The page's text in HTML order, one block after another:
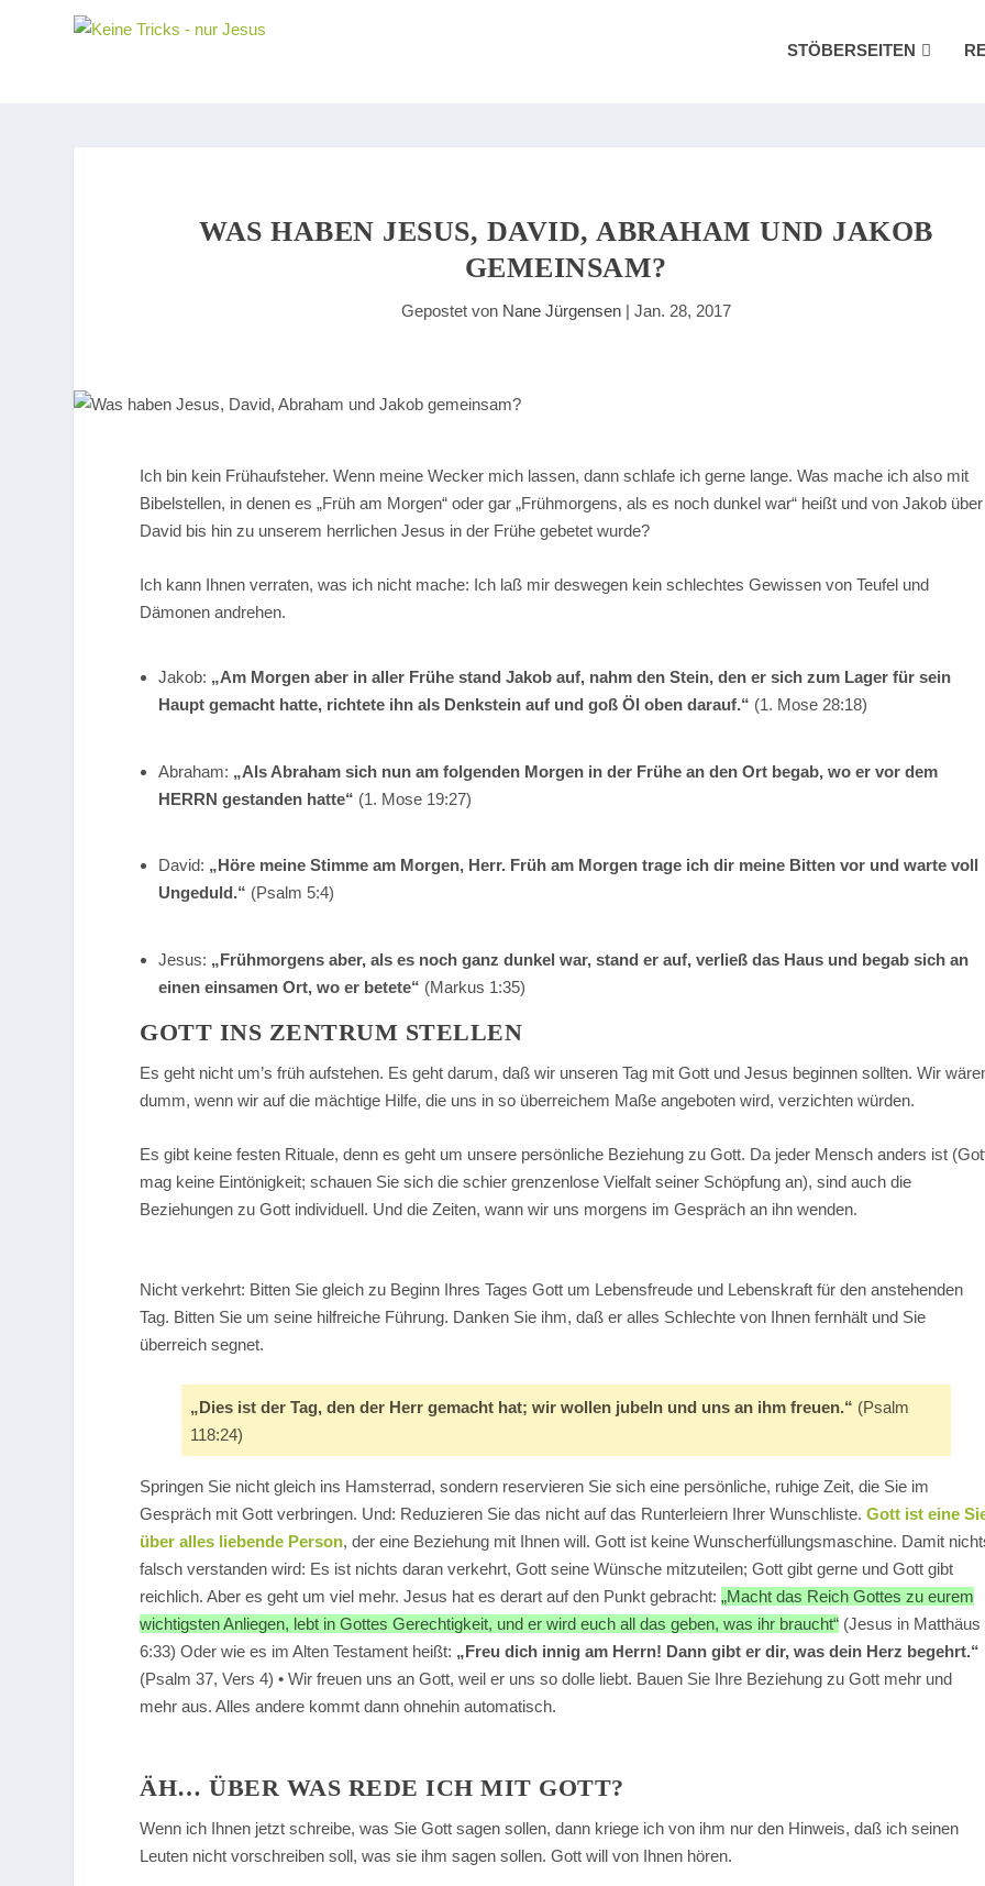
STÖBERSEITEN
WAS HABEN JESUS, DAVID, ABRAHAM UND JAKOB
GEMEINSAM?
Gepostet von Nane Jürgensen| Jan. 28, 2017
Ich bin kein Frühaufsteher. Wenn meine Wecker mich lassen, dann schlafe ich gerne lange. Was mache ich also mit
Bibelstellen, in denen es „Früh am Morgen“ oder gar „Frühmorgens, als es noch dunkel war“ heißt und von Jakob über
David bis hin zu unserem herrlichen Jesus in der Frühe gebetet wurde?
Ich kann Ihnen verraten, was ich nicht mache: Ich laß mir deswegen kein schlechtes Gewissen von Teufel und
Dämonen andrehen.
Jakob: „Am Morgen aber in aller Frühe stand Jakob auf, nahm den Stein, den er sich zum Lager für sein
Haupt gemacht hatte, richtete ihn als Denkstein auf und goß Öl oben darauf.“ (1. Mose 28:18)
Abraham: „Als Abraham sich nun am folgenden Morgen in der Frühe an den Ort begab, wo er vor dem
HERRN gestanden hatte“ (1. Mose 19:27)
David: „Höre meine Stimme am Morgen, Herr. Früh am Morgen trage ich dir meine Bitten vor und warte voll
Ungeduld.“ (Psalm 5:4)
Jesus: „Frühmorgens aber, als es noch ganz dunkel war, stand er auf, verließ das Haus und begab sich an
einen einsamen Ort, wo er betete“ (Markus 1:35)
GOTT INS ZENTRUM STELLEN
Es geht nicht um’s früh aufstehen. Es geht darum, daß wir unseren Tag mit Gott und Jesus beginnen sollten. Wir
dumm, wenn wir auf die mächtige Hilfe, die uns in so überreichem Maße angeboten wird, verzichten würden.
Es gibt keine festen Rituale, denn es geht um unsere persönliche Beziehung zu Gott. Da jeder Mensch anders ist
mag keine Eintönigkeit; schauen Sie sich die schier grenzenlose Vielfalt seiner Schöpfung an), sind auch die
Beziehungen zu Gott individuell. Und die Zeiten, wann wir uns morgens im Gespräch an ihn wenden.
Nicht verkehrt: Bitten Sie gleich zu Beginn Ihres Tages Gott um Lebensfreude und Lebenskraft für den anstehenden
Tag. Bitten Sie um seine hilfreiche Führung. Danken Sie ihm, daß er alles Schlechte von Ihnen fernhält und Sie
überreich segnet.
„Dies ist der Tag, den der Herr gemacht hat; wir wollen jubeln und uns an ihm freuen.“ (Psalm
118:24)
Springen Sie nicht gleich ins Hamsterrad, sondern reservieren Sie sich eine persönliche, ruhige Zeit, die Sie im
Gespräch mit Gott verbringen. Und: Reduzieren Sie das nicht auf das Runterleiern Ihrer Wunschliste.Gott ist eine
über alles liebende Person, der eine Beziehung mit Ihnen will. Gott ist keine Wunscherfüllungsmaschine. Damit
falsch verstanden wird: Es ist nichts daran verkehrt, Gott seine Wünsche mitzuteilen; Gott gibt gerne und Gott gibt
reichlich. Aber es geht um viel mehr. Jesus hat es derart auf den Punkt gebracht:„Macht das Reich Gottes zu eurem
wichtigsten Anliegen, lebt in Gottes Gerechtigkeit, und er wird euch all das geben, was ihr braucht“ (Jesus in Matthäus
6:33) Oder wie es im Alten Testament heißt: „Freu dich innig am Herrn! Dann gibt er dir, was dein Herz begehrt.“
(Psalm 37, Vers 4) • Wir freuen uns an Gott, weil er uns so dolle liebt. Bauen Sie Ihre Beziehung zu Gott mehr und
mehr aus. Alles andere kommt dann ohnehin automatisch.
ÄH… ÜBER WAS REDE ICH MIT GOTT?
Wenn ich Ihnen jetzt schreibe, was Sie Gott sagen sollen, dann kriege ich von ihm nur den Hinweis, daß ich seinen
Leuten nicht vorschreiben soll, was sie ihm sagen sollen. Gott will von Ihnen hören.